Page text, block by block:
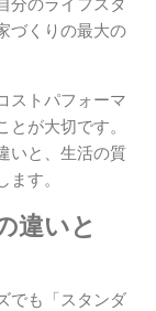
づくりの最大の
ストパフォーマ
が大切です。
いと、生活の質
す。
違いと
でも「スタンダ